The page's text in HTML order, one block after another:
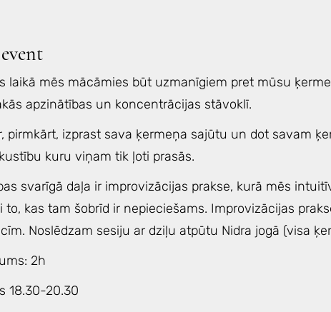
laikā mēs mācāmies būt uzmanīgiem pret mūsu
apzinātības un koncentrācijas stāvoklī.
pirmkārt, izprast sava ķermeņa sajūtu un dot savam
kuru viņam tik ļoti prasās.
svarīgā daļa ir improvizācijas prakse, kurā mēs
to, kas tam šobrīd ir nepieciešams. Improvizācijas
Noslēdzam sesiju ar dziļu atpūtu Nidra jogā (visa
2h
18.30-20.30